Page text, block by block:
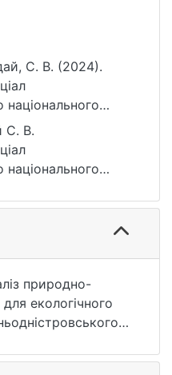
С. В. (2024).
використання
(1)), 24–30.
С. В.
використання
№ 5 (1). С. 24—
2786-
природно-
екологічного
умов та ресурсів